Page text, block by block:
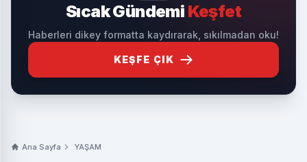
Sıcak Gündemi Keşfet
Haberleri dikey formatta kaydırarak, sıkılmadan oku!
KEŞFE ÇIK
Ana Sayfa YAŞAM